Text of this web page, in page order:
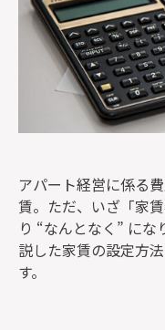
アパート経営に係る
賃。ただ、いざ「家
り “なんとなく” に
説した家賃の設定方
す。